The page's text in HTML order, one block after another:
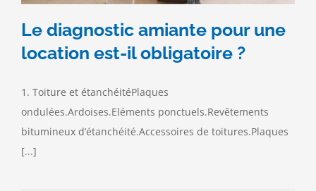
Le diagnostic amiante pour une
location est-il obligatoire ?
1. Toiture et étanchéitéPlaques
ondulées.Ardoises.Eléments ponctuels.Revêtements
bitumineux d’étanchéité.Accessoires de toitures.Plaques
[...]